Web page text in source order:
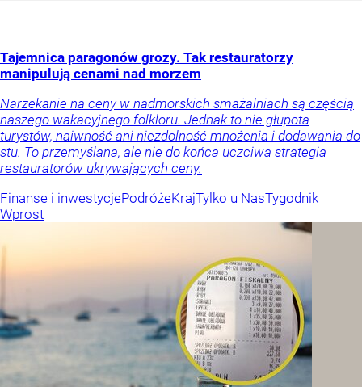
Tajemnica paragonów grozy. Tak restauratorzy
manipulują cenami nad morzem
Narzekanie na ceny w nadmorskich smażalniach są częścią
naszego wakacyjnego folkloru. Jednak to nie głupota
turystów, naiwność ani niezdolność mnożenia i dodawania do
stu. To przemyślana, ale nie do końca uczciwa strategia
restauratorów ukrywających ceny.
Finanse i inwestycjePodróżeKrajTylko u NasTygodnik
Wprost